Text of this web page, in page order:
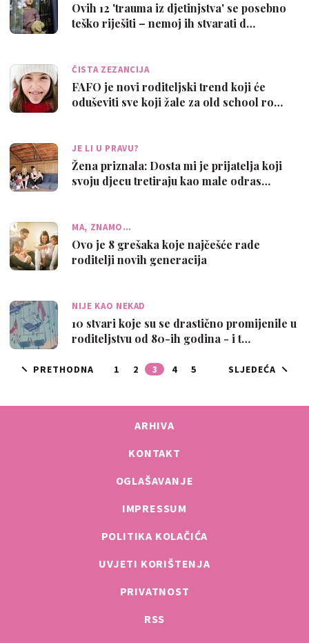
Ovih 12 'trauma iz djetinjstva' se posebno
teško riješiti – nemoj ih stvarati d…
ČISTA ZEZANCIJA
FAFO je novi roditeljski trend koji će
oduševiti sve koji žale za old school ro…
JE LI U PRAVU?
Žena priznala: Dosta mi je prijatelja koji
svoju djecu tretiraju kao male odras…
MA, ZNAMO…
Ovo je 8 grešaka koje najčešće rade
roditelji novih generacija
NIJE KAO NEKAD
10 stvari koje su se drastično promijenile u
roditeljstvu od 80-ih godina - i t…
PRETHODNA 1 2 3 4 5 SLJEDEĆA
ARHIVA
KONTAKT
OGLAŠAVANJE
IMPRESSUM
POLITIKA KOLAČIĆA
UVJETI KORIŠTENJA
PRIVATNOST
RSS